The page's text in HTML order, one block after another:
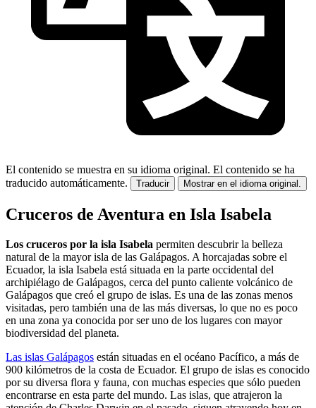
El contenido se muestra en su idioma original. El contenido se ha
traducido automáticamente.
Traducir Mostrar en el idioma original.
Cruceros de Aventura en Isla Isabela
Los cruceros por la isla Isabela permiten descubrir la belleza
natural de la mayor isla de las Galápagos. A horcajadas sobre el
Ecuador, la isla Isabela está situada en la parte occidental del
archipiélago de Galápagos, cerca del punto caliente volcánico de
Galápagos que creó el grupo de islas. Es una de las zonas menos
visitadas, pero también una de las más diversas, lo que no es poco
en una zona ya conocida por ser uno de los lugares con mayor
biodiversidad del planeta.
Las islas Galápagos están situadas en el océano Pacífico, a más de
900 kilómetros de la costa de Ecuador. El grupo de islas es conocido
por su diversa flora y fauna, con muchas especies que sólo pueden
encontrarse en esta parte del mundo. Las islas, que atrajeron la